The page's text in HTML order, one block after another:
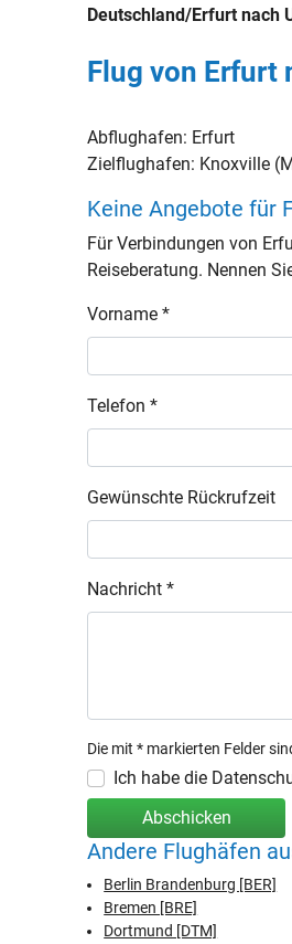
Deutschland/Erfurt nach
Flug von Erfurt
Abflughafen: Erfurt
Zielflughafen: Knoxville
Keine Angebote für
Für Verbindungen von
Reiseberatung. Nennen
Vorname *
Telefon *
Gewünschte Rückrufzeit
Nachricht *
Die mit * markierten Felder
Ich habe die
Abschicken
Andere Flughäfen
Berlin Brandenburg [BER]
Bremen [BRE]
Dortmund [DTM]